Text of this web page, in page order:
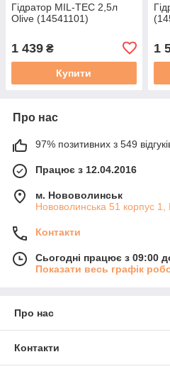
Гідратор MIL-TEC 2,5л
Olive (14541101)
1 439 ₴
Купити
1
Про нас
97% позитивних з 549
Працює з 12.04.2016
м. Нововолинськ
Нововолинська 51 корпус 1,
Контакти
Сьогодні працює з 09:00
Показати весь графік
Про нас
Контакти